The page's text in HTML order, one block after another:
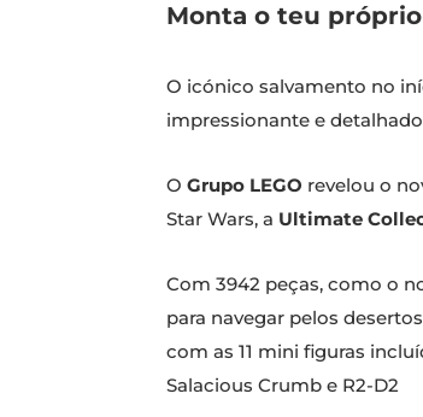
Monta o teu
O icónico salvamento no
impressionante e
O Grupo LEGO revelou o
Star Wars, a Ultimate
Com 3942 peças, como o
para navegar pelos
com as 11 mini figuras
Salacious Crumb e R2-D2